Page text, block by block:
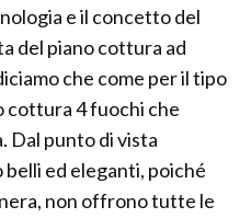
e il concetto del
del piano cottura ad
che come per il tipo
cottura 4 fuochi che
Dal punto di vista
ed eleganti, poiché
non offrono tutte le